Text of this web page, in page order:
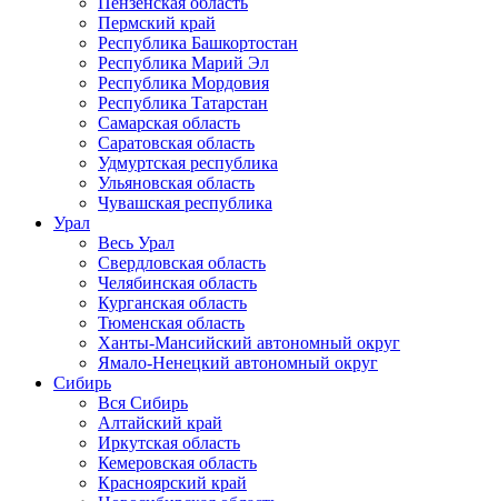
Пермский край
Республика Башкортостан
Республика Марий Эл
Республика Мордовия
Республика Татарстан
Самарская область
Саратовская область
Удмуртская республика
Ульяновская область
Чувашская республика
Урал
Весь Урал
Свердловская область
Челябинская область
Курганская область
Тюменская область
Ханты-Мансийский автономный округ
Ямало-Ненецкий автономный округ
Сибирь
Вся Сибирь
Алтайский край
Иркутская область
Кемеровская область
Красноярский край